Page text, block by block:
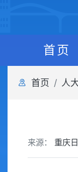
首页
首页 人
来源： 重庆